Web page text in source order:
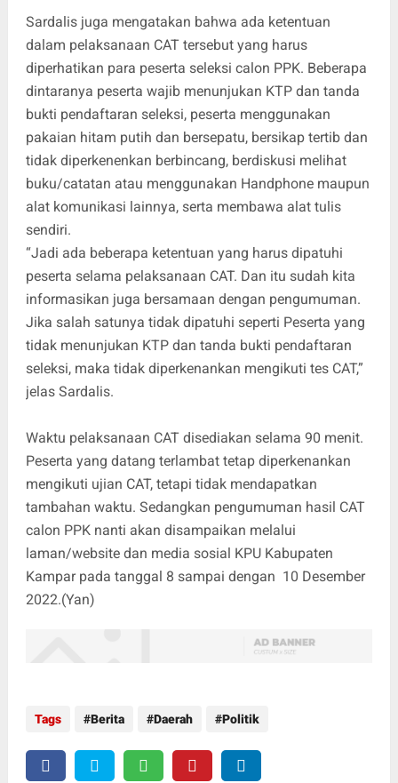
Sardalis juga mengatakan bahwa ada ketentuan
dalam pelaksanaan CAT tersebut yang harus
diperhatikan para peserta seleksi calon PPK. Beberapa
dintaranya peserta wajib menunjukan KTP dan tanda
bukti pendaftaran seleksi, peserta menggunakan
pakaian hitam putih dan bersepatu, bersikap tertib dan
tidak diperkenenkan berbincang, berdiskusi melihat
buku/catatan atau menggunakan Handphone maupun
alat komunikasi lainnya, serta membawa alat tulis
sendiri.
“Jadi ada beberapa ketentuan yang harus dipatuhi
peserta selama pelaksanaan CAT. Dan itu sudah kita
informasikan juga bersamaan dengan pengumuman.
Jika salah satunya tidak dipatuhi seperti Peserta yang
tidak menunjukan KTP dan tanda bukti pendaftaran
seleksi, maka tidak diperkenankan mengikuti tes CAT,”
jelas Sardalis.
Waktu pelaksanaan CAT disediakan selama 90 menit.
Peserta yang datang terlambat tetap diperkenankan
mengikuti ujian CAT, tetapi tidak mendapatkan
tambahan waktu. Sedangkan pengumuman hasil CAT
calon PPK nanti akan disampaikan melalui
laman/website dan media sosial KPU Kabupaten
Kampar pada tanggal 8 sampai dengan 10 Desember
2022.(Yan)
Tags Berita Daerah Politik